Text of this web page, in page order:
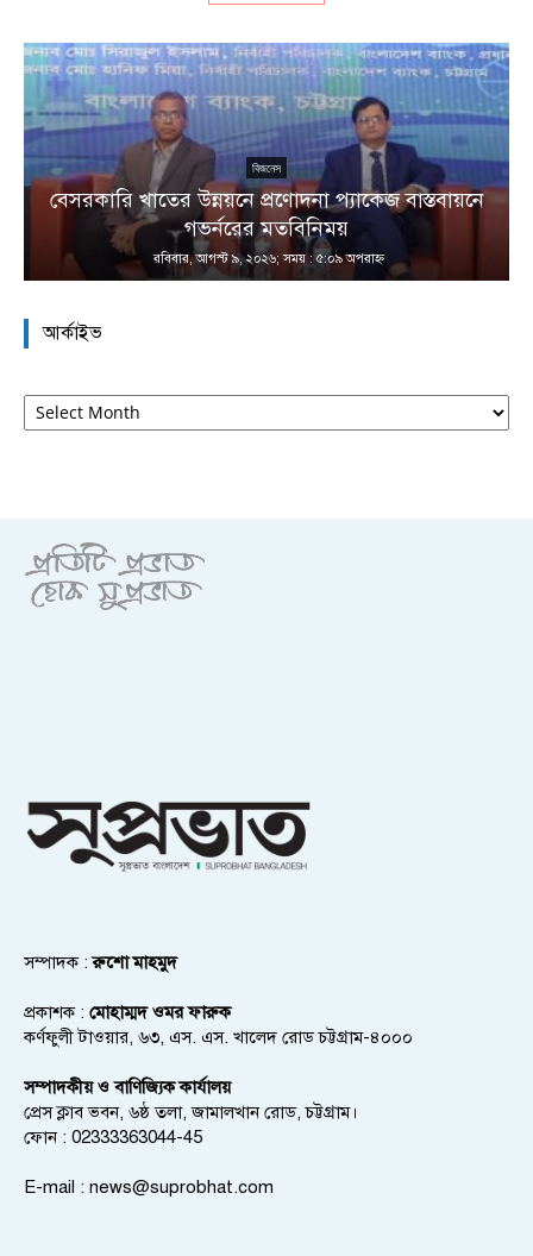
এ মুহূর্তের সংবাদ
বাবুনগর মাদ্রাসায় হেফাজতের শীর্ষ আলেমদের সঙ্গে
বৈঠকে প্রধানমন্ত্রী
রবিবার, আগস্ট ৯, ২০২৬; সময় : ৫:০১ অপরাহ্ণ
আর্কাইভ
আর্কাইভ
সম্পাদক :রুশো মাহমুদ
প্রকাশক : মোহাম্মদ ওমর ফারুক
কর্ণফুলী টাওয়ার, ৬৩, এস. এস. খালেদ রোড চট্টগ্রাম-৪০০০
সম্পাদকীয় ও বাণিজ্যিক কার্যালয়
প্রেস ক্লাব ভবন, ৬ষ্ঠ তলা, জামালখান রোড, চট্টগ্রাম।
ফোন : 02333363044-45
E-mail : news@suprobhat.com